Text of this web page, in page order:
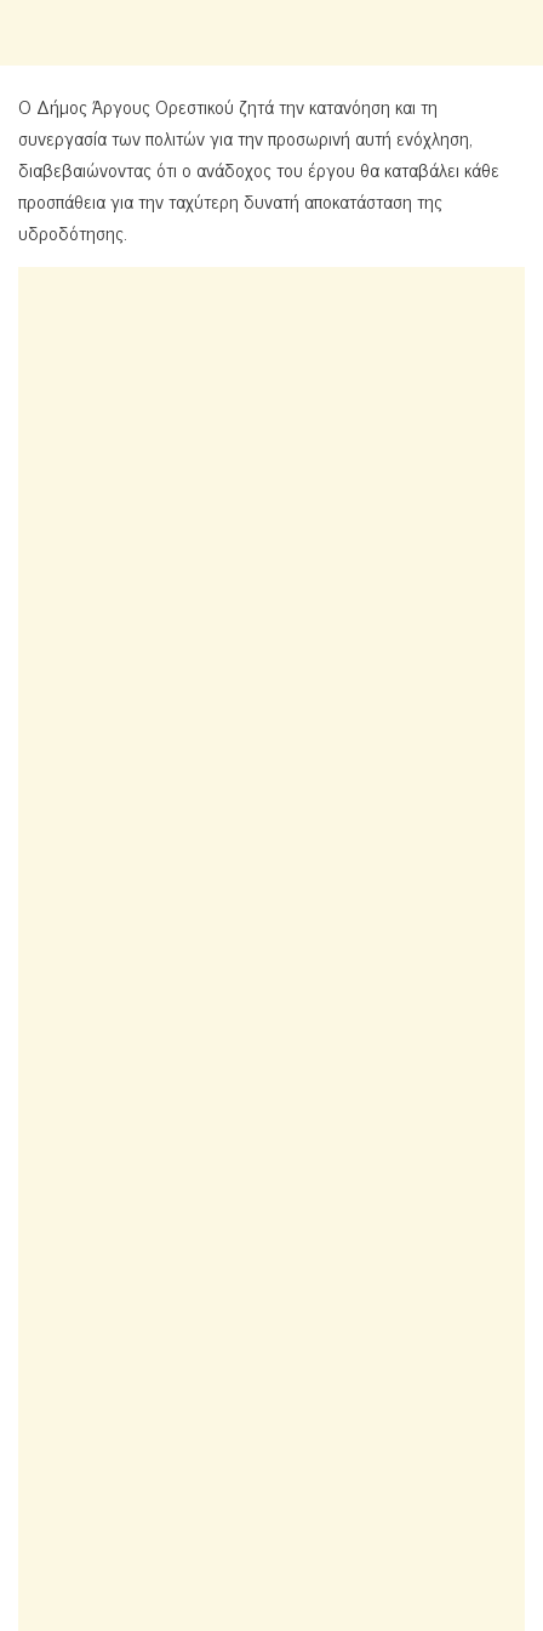
Ο Δήμος Άργους Ορεστικού ζητά την κατανόηση και τη
συνεργασία των πολιτών για την προσωρινή αυτή ενόχληση,
διαβεβαιώνοντας ότι ο ανάδοχος του έργου θα καταβάλει κάθε
προσπάθεια για την ταχύτερη δυνατή αποκατάσταση της
υδροδότησης.